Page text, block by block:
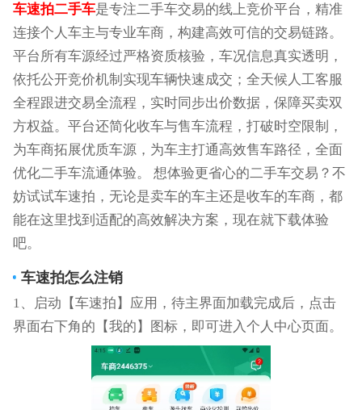
车速拍二手车是专注二手车交易的线上竞价平台，精准
连接个人车主与专业车商，构建高效可信的交易链路。
平台所有车源经过严格资质核验，车况信息真实透明，
依托公开竞价机制实现车辆快速成交；全天候人工客服
全程跟进交易全流程，实时同步出价数据，保障买卖双
方权益。平台还简化收车与售车流程，打破时空限制，
为车商拓展优质车源，为车主打通高效售车路径，全面
优化二手车流通体验。 想体验更省心的二手车交易？不
妨试试车速拍，无论是卖车的车主还是收车的车商，都
能在这里找到适配的高效解决方案，现在就下载体验
吧。
车速拍怎么注销
1、启动【车速拍】应用，待主界面加载完成后，点击
界面右下角的【我的】图标，即可进入个人中心页面。